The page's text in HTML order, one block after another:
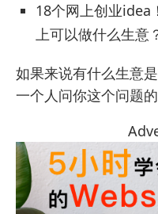
18个网上创业idea
上可以做什么生意
如果来说有什么生意
一个人问你这个问题